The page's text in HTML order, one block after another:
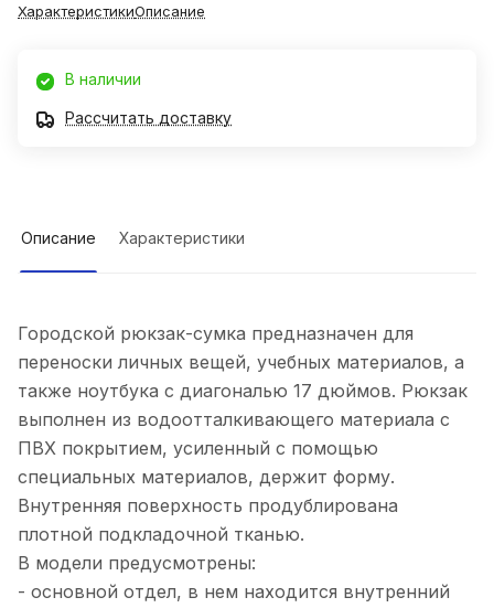
ХарактеристикиОписание
В наличии
Рассчитать доставку
Описание Характеристики
Городской рюкзак-сумка предназначен для
переноски личных вещей, учебных материалов, а
также ноутбука с диагональю 17 дюймов. Рюкзак
выполнен из водоотталкивающего материала с
ПВХ покрытием, усиленный с помощью
специальных материалов, держит форму.
Внутренняя поверхность продублирована
плотной подкладочной тканью.
В модели предусмотрены:
- основной отдел, в нем находится внутренний